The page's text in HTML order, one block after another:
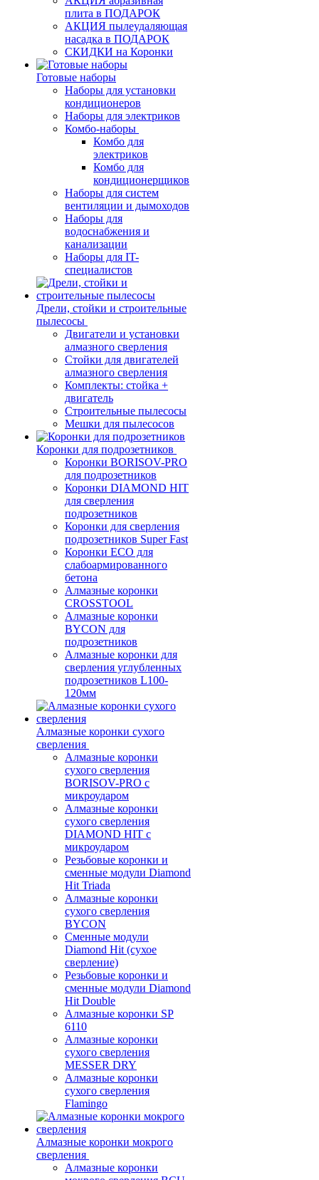
плита в ПОДАРОК
АКЦИЯ пылеудаляющая
насадка в ПОДАРОК
СКИДКИ на Коронки
Готовые наборы
Наборы для установки
кондиционеров
Наборы для электриков
Комбо-наборы
Комбо для
электриков
Комбо для
кондиционерщиков
Наборы для систем
вентиляции и дымоходов
Наборы для
водоснабжения и
канализации
Наборы для IT-
специалистов
Дрели, стойки и строительные
пылесосы
Двигатели и установки
алмазного сверления
Стойки для двигателей
алмазного сверления
Комплекты: стойка +
двигатель
Строительные пылесосы
Мешки для пылесосов
Коронки для подрозетников
Коронки BORISOV-PRO
для подрозетников
Коронки DIAMOND HIT
для сверления
подрозетников
Коронки для сверления
подрозетников Super Fast
Коронки ECO для
слабоармированного
бетона
Алмазные коронки
CROSSTOOL
Алмазные коронки
BYCON для
подрозетников
Алмазные коронки для
сверления углубленных
подрозетников L100-
120мм
Алмазные коронки сухого
сверления
Алмазные коронки
сухого сверления
BORISOV-PRO с
микроударом
Алмазные коронки
сухого сверления
DIAMOND HIT с
микроударом
Резьбовые коронки и
сменные модули Diamond
Hit Triada
Алмазные коронки
сухого сверления
BYCON
Сменные модули
Diamond Hit (сухое
сверление)
Резьбовые коронки и
сменные модули Diamond
Hit Double
Алмазные коронки SP
6110
Алмазные коронки
сухого сверления
MESSER DRY
Алмазные коронки
сухого сверления
Flamingo
Алмазные коронки мокрого
сверления
Алмазные коронки